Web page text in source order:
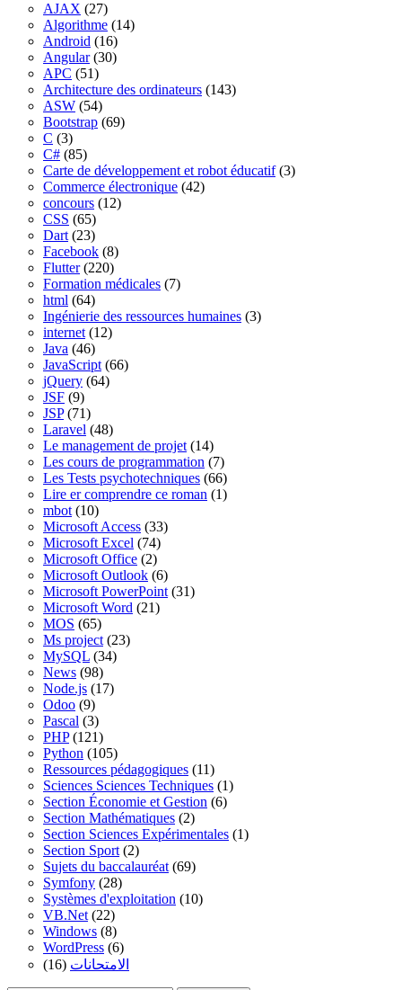
AJAX (27)
Algorithme (14)
Android (16)
Angular(30)
APC (51)
Architecture des ordinateurs (143)
ASW (54)
Bootstrap (69)
C (3)
C# (85)
Carte de développement et robot éducatif(3)
Commerce électronique (42)
concours (12)
CSS (65)
Dart (23)
Facebook (8)
Flutter(220)
Formation médicales (7)
html (64)
Ingénierie des ressources humaines (3)
internet (12)
Java (46)
JavaScript (66)
jQuery (64)
JSF (9)
JSP(71)
Laravel (48)
Le management de projet (14)
Les cours de programmation (7)
Les Tests psychotechniques (66)
Lire er comprendre ce roman (1)
mbot (10)
Microsoft Access (33)
Microsoft Excel (74)
Microsoft Office (2)
Microsoft Outlook (6)
Microsoft PowerPoint (31)
Microsoft Word (21)
MOS (65)
Ms project (23)
MySQL (34)
News (98)
Node.js (17)
Odoo (9)
Pascal (3)
PHP(121)
Python (105)
Ressources pédagogiques (11)
Sciences Sciences Techniques (1)
Section Économie et Gestion (6)
Section Mathématiques (2)
Section Sciences Expérimentales (1)
Section Sport (2)
Sujets du baccalauréat (69)
Symfony (28)
Systèmes d'exploitation (10)
VB.Net (22)
Windows (8)
WordPress (6)
الامتحانات (16)